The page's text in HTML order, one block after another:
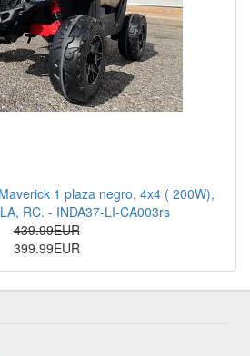
1 plaza negro, 4x4 ( 200W),
RC. - INDA37-LI-CA003rs
439.99EUR
399.99EUR